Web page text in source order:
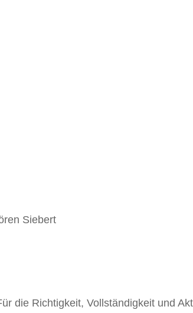
Siebert
die Richtigkeit, Vollständigkeit und